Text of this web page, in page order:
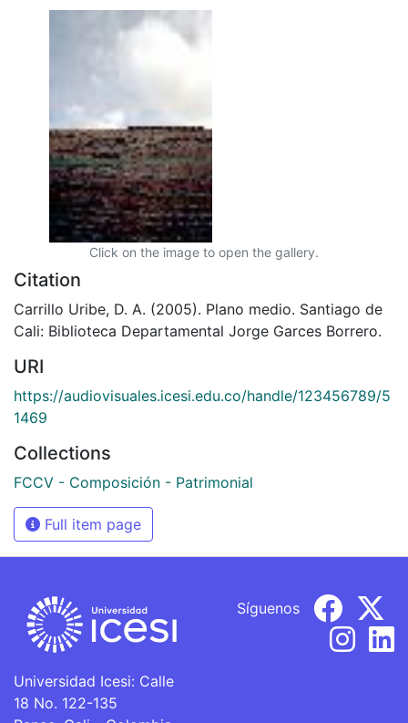
Click on the image to open the gallery.
Citation
Carrillo Uribe, D. A. (2005). Plano medio. Santiago de
Cali: Biblioteca Departamental Jorge Garces Borrero.
URI
https://audiovisuales.icesi.edu.co/handle/123456789/5
1469
Collections
FCCV - Composición - Patrimonial
Full item page
Universidad Icesi: Calle
18 No. 122-135
Síguenos